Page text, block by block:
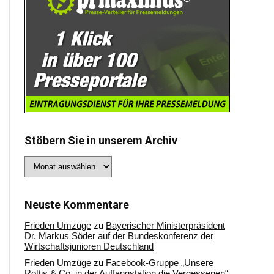
Stöbern Sie in unserem Archiv
Sie
Archiv
Neuste Kommentare
Frieden Umzüge zu Bayerischer Ministerpräsident
Dr. Markus Söder auf der Bundeskonferenz der
Wirtschaftsjunioren Deutschland
Frieden Umzüge zu Facebook-Gruppe „Unsere